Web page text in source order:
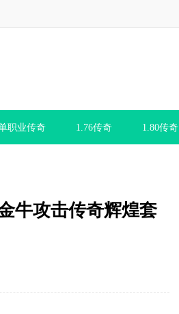
职业传奇 1.76传奇 1.80传奇
牛攻击传奇辉煌套